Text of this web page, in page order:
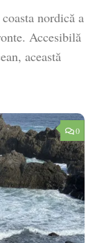
nordică a
Accesibilă
această
0